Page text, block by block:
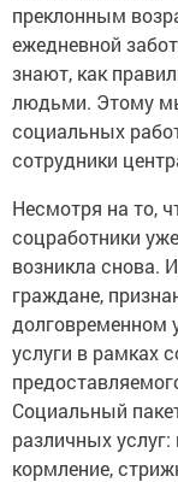
преклонным
ежедневной
знают, как
людьми. Этому
социальных
сотрудники
Несмотря на то,
соцработники
возникла снова.
граждане,
долговременном
услуги в рамках
Социальный
различных
кормление,